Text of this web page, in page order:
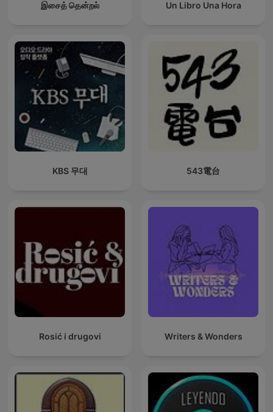
இசைத் தென்றல் Un Libro Una Hora
KBS 무대 543電台
Rosić i drugovi Writers & Wonders